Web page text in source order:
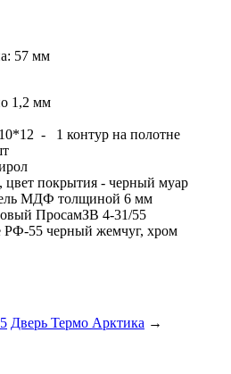
57 мм
1,2 мм
- 1 контур на полотне
цвет покрытия - черный муар
МДФ толщиной 6 мм
ПросамЗВ 4-31/55
РФ-55 черный жемчуг, хром
Дверь Термо Арктика →